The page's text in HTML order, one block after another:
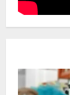
Newsbeat